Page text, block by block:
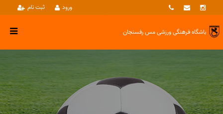
ثبت نام ورود
باشگاه فرهنگی ورزشیمس رفسنجان